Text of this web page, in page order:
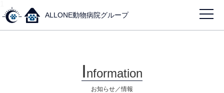
ALLONE動物病院グループ
Information
お知らせ／情報